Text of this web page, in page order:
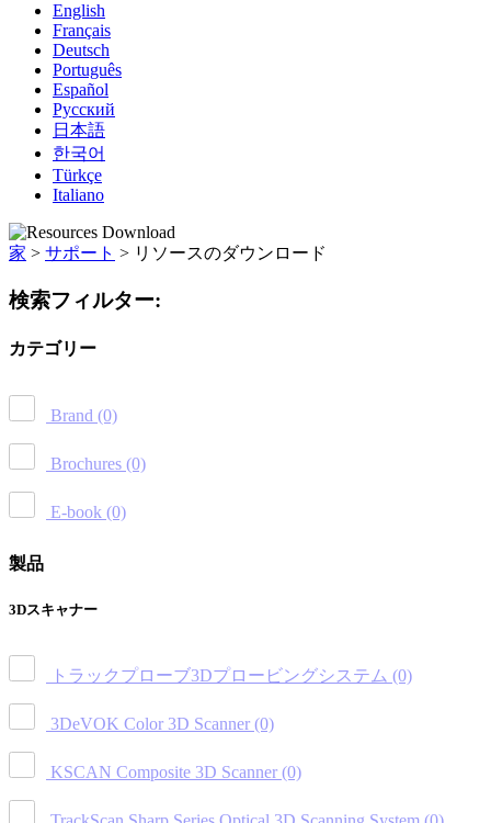
English
Français
Deutsch
Português
Español
Русский
日本語
한국어
Türkçe
Italiano
家 > サポート > リソースのダウンロード
検索フィルター:
カテゴリー
Brand (0)
Brochures (0)
E-book (0)
製品
3Dスキャナー
トラックプローブ3Dプロービングシステム (0)
3DeVOK Color 3D Scanner (0)
KSCAN Composite 3D Scanner (0)